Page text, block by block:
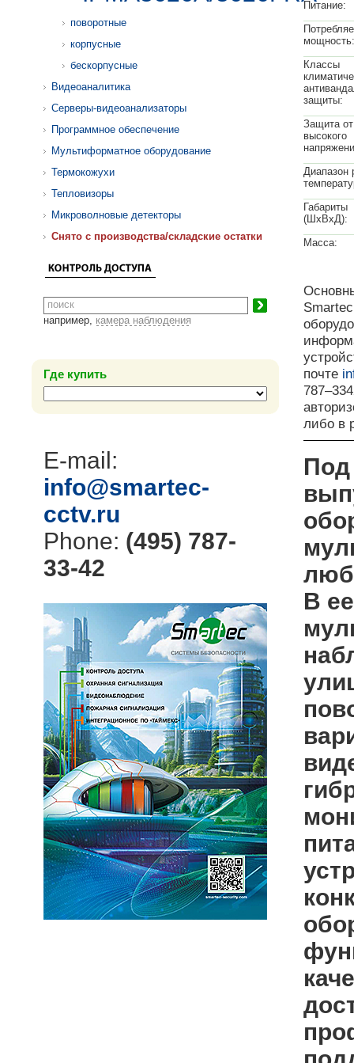
поворотные
корпусные
бескорпусные
Видеоаналитика
Серверы-видеоанализаторы
Программное обеспечение
Мультиформатное оборудование
Термокожухи
Тепловизоры
Микроволновые детекторы
Cнято с производства/складские остатки
например, камера наблюдения
Где купить
E-mail:
info@smartec-
cctv.ru
Phone: (495) 787-
33-42
Питание:
мощность:
Классы
защиты:
Защита от
высокого
Диапазон
Габариты
(ШхВхД):
Масса:
почте
либо в
Под
В